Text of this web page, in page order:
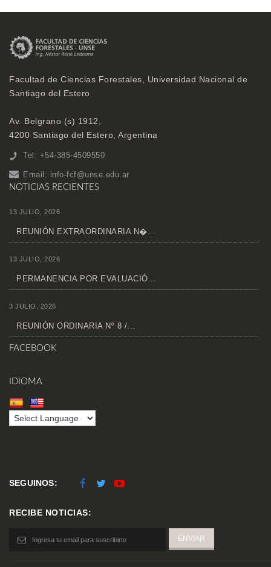
Facultad de Ciencias Forestales, Universidad Nacional de
Santiago del Estero
Av. Belgrano (s) 1912,
4200 Santiago del Estero, Argentina
Tel: +54-385-4509550
Email: info-fcf@unse.edu.ar
NOTICIAS RECIENTES
13 JULIO, 2026
REUNIÓN EXTRAORDINARIA N�...
13 JULIO, 2026
PERMANENCIA POR EVALUACIÓ...
3 JULIO, 2026
REUNIÓN ORDINARIA Nº 8 /...
FACEBOOK
IDIOMA
SEGUINOS:
RECIBE NOTICIAS: